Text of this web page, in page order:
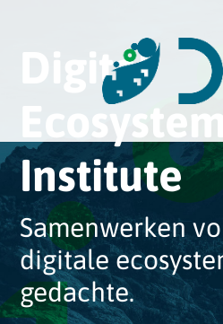
Digital
Institute
Samenwerken
digitale
gedachte.